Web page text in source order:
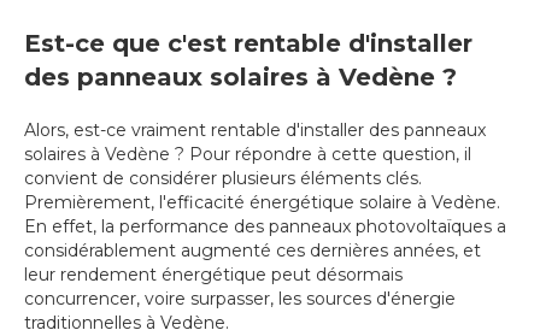
Est-ce que c'est rentable d'installer
des panneaux solaires à Vedène ?
Alors, est-ce vraiment rentable d'installer des panneaux
solaires à Vedène ? Pour répondre à cette question, il
convient de considérer plusieurs éléments clés.
Premièrement, l'efficacité énergétique solaire à Vedène.
En effet, la performance des panneaux photovoltaïques a
considérablement augmenté ces dernières années, et
leur rendement énergétique peut désormais
concurrencer, voire surpasser, les sources d'énergie
traditionnelles à Vedène.